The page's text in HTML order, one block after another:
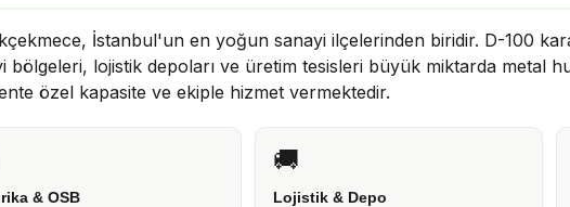
İstanbul'un en yoğun sanayi ilçelerinden biridir. D-100
bölgeleri, lojistik depoları ve üretim tesisleri büyük miktarda metal
özel kapasite ve ekiple hizmet vermektedir.
& OSB
🚚
Lojistik & Depo